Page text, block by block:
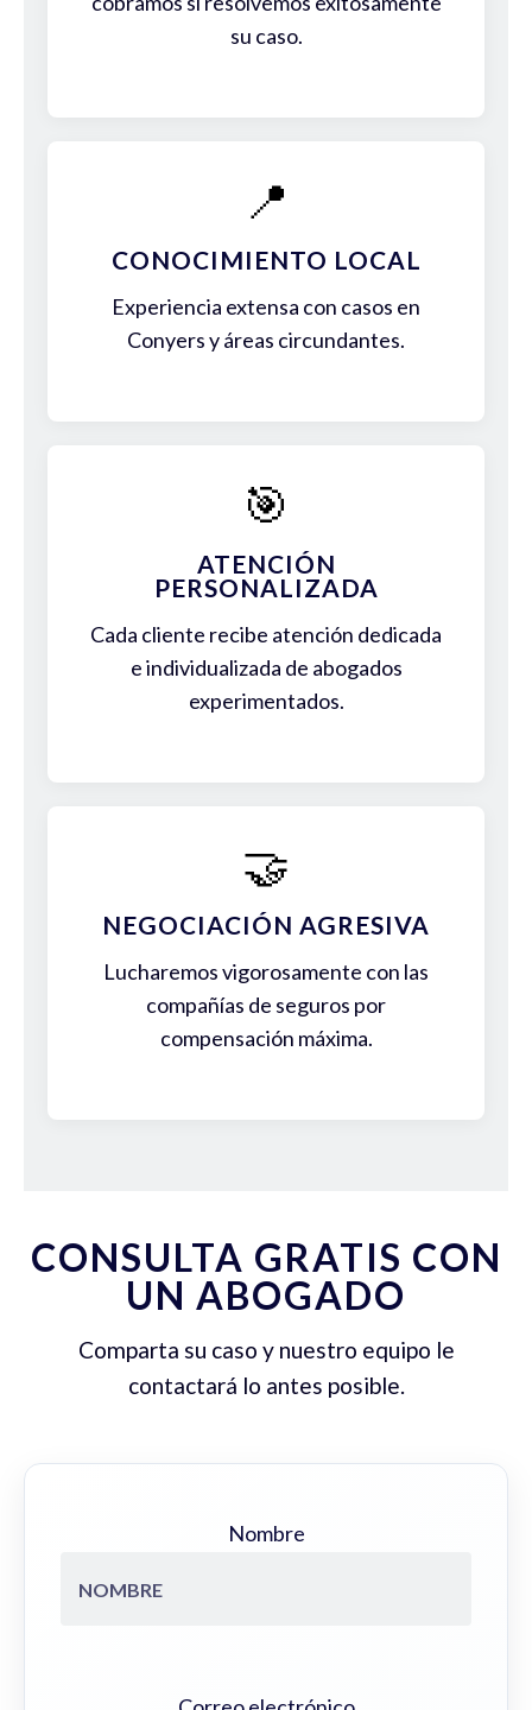
su caso.
📍
CONOCIMIENTO LOCAL
Experiencia extensa con casos en
Conyers y áreas circundantes.
🎯
ATENCIÓN
PERSONALIZADA
Cada cliente recibe atención dedicada
e individualizada de abogados
experimentados.
🤝
NEGOCIACIÓN AGRESIVA
Lucharemos vigorosamente con las
compañías de seguros por
compensación máxima.
CONSULTA GRATIS CON
UN ABOGADO
Comparta su caso y nuestro equipo le
contactará lo antes posible.
Nombre